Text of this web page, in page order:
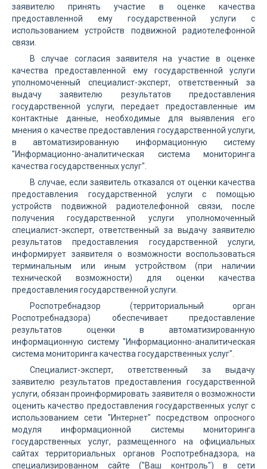
заявителю принять участие в оценке качества
предоставленной ему государственной услуги с
использованием устройств подвижной радиотелефонной
связи.
В случае согласия заявителя на участие в оценке
качества предоставленной ему государственной услуги
уполномоченный специалист-эксперт, ответственный за
выдачу заявителю результатов предоставления
государственной услуги, передает предоставленные им
контактные данные, необходимые для выявления его
мнения о качестве предоставления государственной услуги,
в автоматизированную информационную систему
"Информационно-аналитическая система мониторинга
качества государственных услуг".
В случае, если заявитель отказался от оценки качества
предоставления государственной услуги с помощью
устройств подвижной радиотелефонной связи, после
получения государственной услуги уполномоченный
специалист-эксперт, ответственный за выдачу заявителю
результатов предоставления государственной услуги,
информирует заявителя о возможности воспользоваться
терминальным или иным устройством (при наличии
технической возможности) для оценки качества
предоставления государственной услуги.
Роспотребнадзор (территориальный орган
Роспотребнадзора) обеспечивает предоставление
результатов оценки в автоматизированную
информационную систему "Информационно-аналитическая
система мониторинга качества государственных услуг".
Специалист-эксперт, ответственный за выдачу
заявителю результатов предоставления государственной
услуги, обязан проинформировать заявителя о возможности
оценить качество предоставления государственных услуг с
использованием сети "Интернет" посредством опросного
модуля информационной системы мониторинга
государственных услуг, размещенного на официальных
сайтах территориальных органов Роспотребнадзора, на
специализированном сайте ("Ваш контроль") в сети